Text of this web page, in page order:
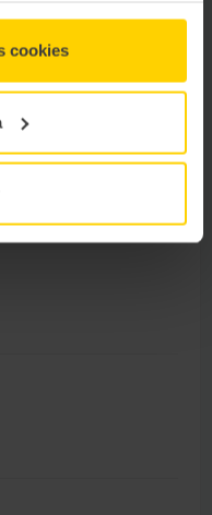
cookies